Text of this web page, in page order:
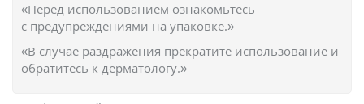
«Перед использованием ознакомьтесь
с предупреждениями на упаковке.»
«В случае раздражения прекратите использование и
обратитесь к дерматологу.»